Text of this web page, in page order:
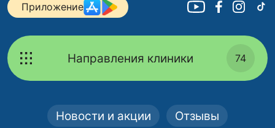
Приложение
Направления клиники 74
Новости и акции Отзывы